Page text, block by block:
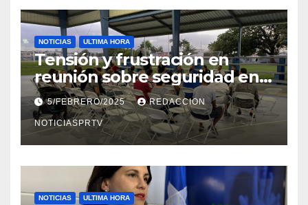
NOTICIAS ULTIMA HORA
Tensión y frustración en
reunión sobre seguridad en
Reparto Metropolitano
5/FEBRERO/2025 REDACCION
NOTICIASPRTV
NOTICIAS ULTIMA HORA